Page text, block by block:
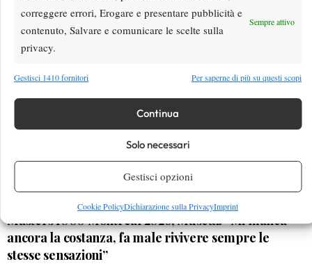
correggere errori, Erogare e presentare pubblicità e
contenuto, Salvare e comunicare le scelte sulla
privacy.
Sempre attivo
Gestisci 1410 fornitori Per saperne di più su questi scopi
Continua
Solo necessari
Gestisci opzioni
Cookie PolicyDichiarazione sulla PrivacyImprint
Giacomo Nicotera7 Agosto 2026
Masters 1000 Montreal 2026, Musetti: “Mi manca
ancora la costanza, fa male rivivere sempre le
stesse sensazioni”